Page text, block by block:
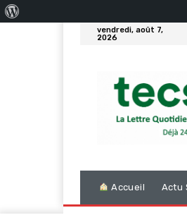
vendredi, août 7,
2026
Accueil Actu